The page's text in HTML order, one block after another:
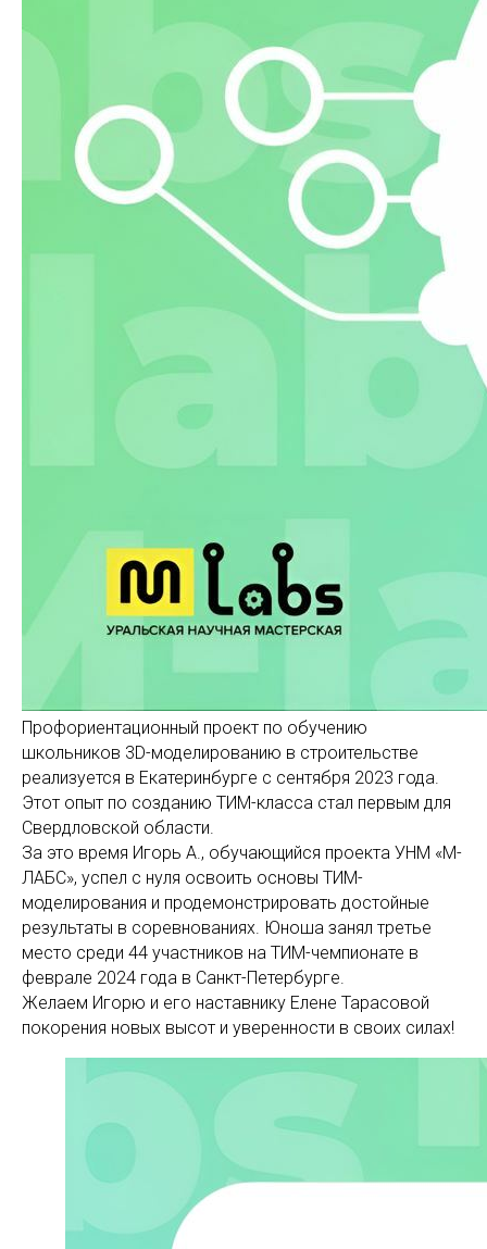
Профориентационный проект по обучению
школьников 3D-моделированию в строительстве
реализуется в Екатеринбурге с сентября 2023 года.
Этот опыт по созданию ТИМ-класса стал первым для
Свердловской области.
За это время Игорь А., обучающийся проекта УНМ «М-
ЛАБС», успел с нуля освоить основы ТИМ-
моделирования и продемонстрировать достойные
результаты в соревнованиях. Юноша занял третье
место среди 44 участников на ТИМ-чемпионате в
феврале 2024 года в Санкт-Петербурге.
Желаем Игорю и его наставнику Елене Тарасовой
покорения новых высот и уверенности в своих силах!